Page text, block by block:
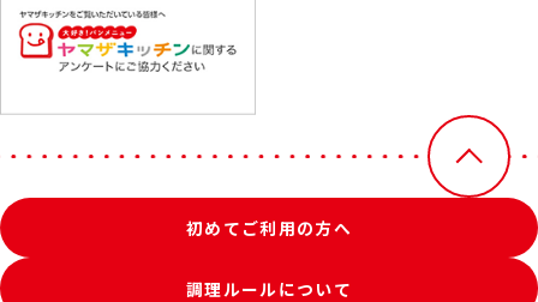
初めてご利用の方へ
調理ルールについて